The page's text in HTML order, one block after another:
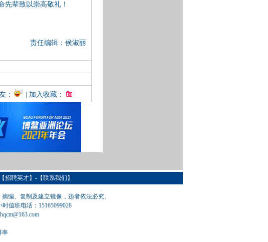
先辈致以崇高敬礼！
责任编辑：侯淑丽
： | 加入收藏：
招聘英才】-【联系我们 】
编、复制及建立镜像，违者依法必究。
时值班电话：15165099028
率